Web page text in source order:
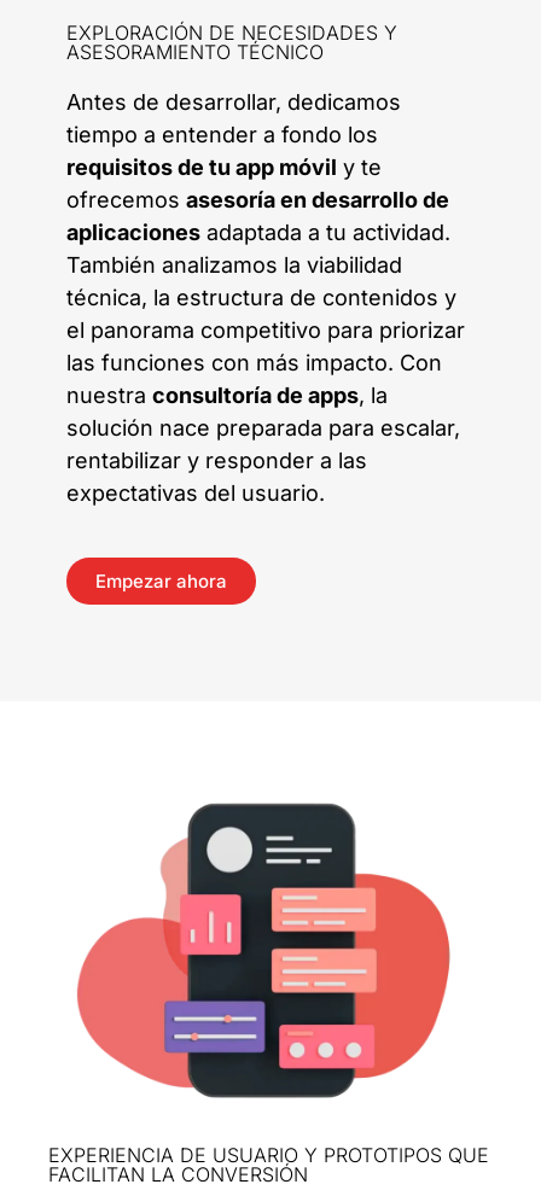
EXPLORACIÓN DE NECESIDADES Y
ASESORAMIENTO TÉCNICO
Antes de desarrollar, dedicamos
tiempo a entender a fondo los
requisitos de tu app móvil y te
ofrecemos asesoría en desarrollo de
aplicaciones adaptada a tu actividad.
También analizamos la viabilidad
técnica, la estructura de contenidos y
el panorama competitivo para priorizar
las funciones con más impacto. Con
nuestra consultoría de apps, la
solución nace preparada para escalar,
rentabilizar y responder a las
expectativas del usuario.
Empezar ahora
EXPERIENCIA DE USUARIO Y PROTOTIPOS QUE
FACILITAN LA CONVERSIÓN